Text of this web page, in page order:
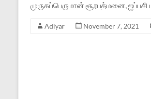
முருகப்பெருமான் சூரபத்மனை,
Adiyar November 7, 2021